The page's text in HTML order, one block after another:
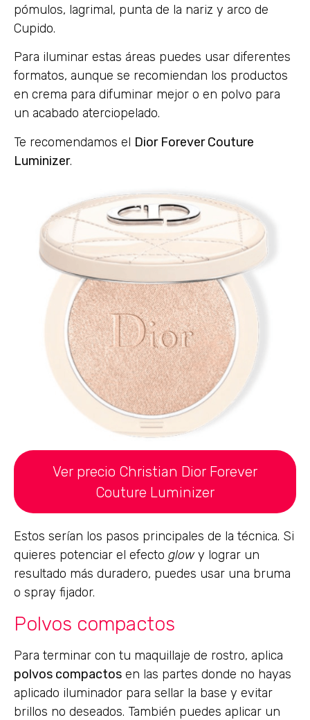
pómulos, lagrimal, punta de la nariz y arco de
Cupido.
Para iluminar estas áreas puedes usar diferentes
formatos, aunque se recomiendan los productos
en crema para difuminar mejor o en polvo para
un acabado aterciopelado.
Te recomendamos el Dior Forever Couture
Luminizer.
Ver precio Christian Dior Forever
Couture Luminizer
Estos serían los pasos principales de la técnica. Si
quieres potenciar el efecto glow y lograr un
resultado más duradero, puedes usar una bruma
o spray fijador.
Polvos compactos
Para terminar con tu maquillaje de rostro, aplica
polvos compactos en las partes donde no hayas
aplicado iluminador para sellar la base y evitar
brillos no deseados. También puedes aplicar un